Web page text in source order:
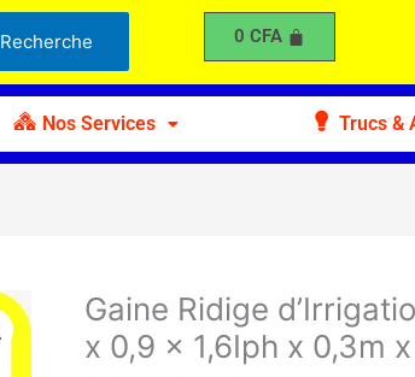
Recherche 0 CFA
Nos Services Trucs &
Gaine Ridige
x 0,9 x 1,6Iph x 0,3m
quantité
Gaine
d'Irrigation
Drip
Pipe
0,9
x
400m